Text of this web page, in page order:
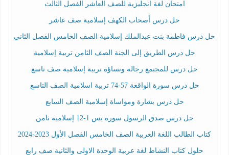
امتحان لغة انجليزية للصف العاشر الفصل الثالث
حل درس أصحاب الكهف إسلامية صف عاشر
حل درس فاطمة بنت عبدالملك إسلامية الصف الخامس الفصل الثاني
حل درس الطريق إلى الجنة الصف الثامن تربية إسلامية
حل درس للمجتمع رجاله ونساؤه تربية إسلامية صف تاسع
حل درس سورة الواقعة 57-74 تربية اسلامية الصف التاسع
حل درس بشارة ومواساة إسلامية الصف السابع
حل درس صدق الرسول سورة يس 1-12 إسلامية ثامن
كتاب الطالب اللغة العربية الصف الخامس الفصل الأول 2023-2024
حلول كتاب النشاط لغة عربية الوحدة الاولى والثانية صف رابع